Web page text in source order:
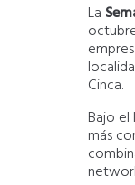
La
Cinca.
Bajo el
más